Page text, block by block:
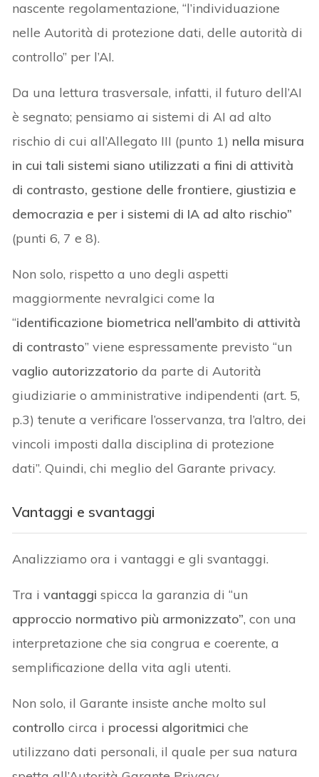
nascente regolamentazione, “l’individuazione
nelle Autorità di protezione dati, delle autorità di
controllo” per l’AI.
Da una lettura trasversale, infatti, il futuro dell’AI
è segnato; pensiamo ai sistemi di AI ad alto
rischio di cui all’Allegato III (punto 1) nella misura
in cui tali sistemi siano utilizzati a fini di attività
di contrasto, gestione delle frontiere, giustizia e
democrazia e per i sistemi di IA ad alto rischio”
(punti 6, 7 e 8).
Non solo, rispetto a uno degli aspetti
maggiormente nevralgici come la
“identificazione biometrica nell’ambito di attività
di contrasto” viene espressamente previsto “un
vaglio autorizzatorio da parte di Autorità
giudiziarie o amministrative indipendenti (art. 5,
p.3) tenute a verificare l’osservanza, tra l’altro, dei
vincoli imposti dalla disciplina di protezione
dati”. Quindi, chi meglio del Garante privacy.
Vantaggi e svantaggi
Analizziamo ora i vantaggi e gli svantaggi.
Tra ivantaggi spicca la garanzia di “un
approccio normativo più armonizzato”, con una
interpretazione che sia congrua e coerente, a
semplificazione della vita agli utenti.
Non solo, il Garante insiste anche molto sul
controllo circa i processi algoritmici che
utilizzano dati personali, il quale per sua natura